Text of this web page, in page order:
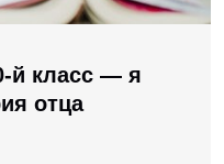
й класс — я
отца